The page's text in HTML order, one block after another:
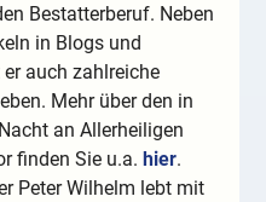
Bestatterberuf. Neben
in Blogs und
auch zahlreiche
Mehr über den in
an Allerheiligen
finden Sie u.a. hier.
Peter Wilhelm lebt mit